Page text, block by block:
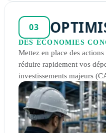
03
DES ÉCONOMIES
Mettez en place des
réduire rapidement vos
investissements majeurs